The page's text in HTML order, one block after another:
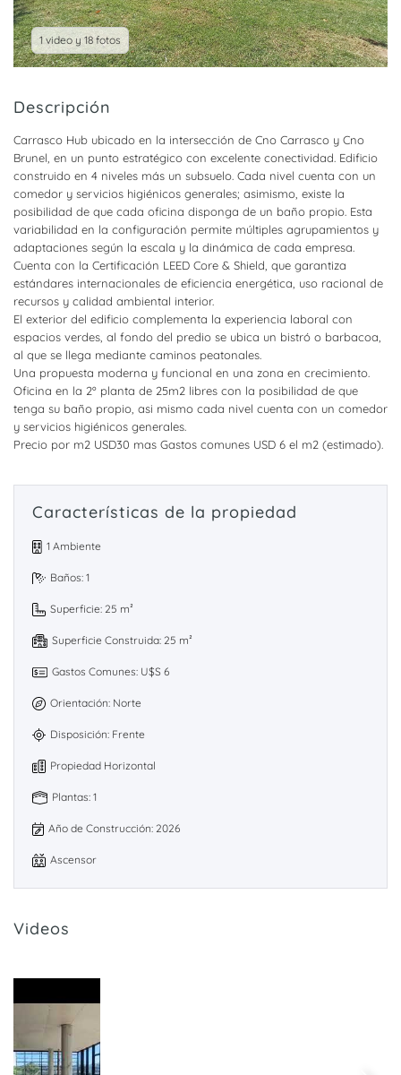
1 video y 18 fotos
Descripción
Carrasco Hub ubicado en la intersección de Cno Carrasco y Cno
Brunel, en un punto estratégico con excelente conectividad. Edificio
construido en 4 niveles más un subsuelo. Cada nivel cuenta con un
comedor y servicios higiénicos generales; asimismo, existe la
posibilidad de que cada oficina disponga de un baño propio. Esta
variabilidad en la configuración permite múltiples agrupamientos y
adaptaciones según la escala y la dinámica de cada empresa.
Cuenta con la Certificación LEED Core & Shield, que garantiza
estándares internacionales de eficiencia energética, uso racional de
recursos y calidad ambiental interior.
El exterior del edificio complementa la experiencia laboral con
espacios verdes, al fondo del predio se ubica un bistró o barbacoa,
al que se llega mediante caminos peatonales.
Una propuesta moderna y funcional en una zona en crecimiento.
Oficina en la 2º planta de 25m2 libres con la posibilidad de que
tenga su baño propio, asi mismo cada nivel cuenta con un comedor
y servicios higiénicos generales.
Precio por m2 USD30 mas Gastos comunes USD 6 el m2 (estimado).
Características de la propiedad
1 Ambiente
Baños: 1
Superficie: 25 m²
Superficie Construida: 25 m²
Gastos Comunes: U$S 6
Orientación: Norte
Disposición: Frente
Propiedad Horizontal
Plantas: 1
Año de Construcción: 2026
Ascensor
Videos